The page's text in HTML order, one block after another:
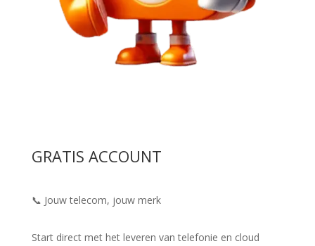
GRATIS ACCOUNT
📞 Jouw telecom, jouw merk
Start direct met het leveren van telefonie en cloud